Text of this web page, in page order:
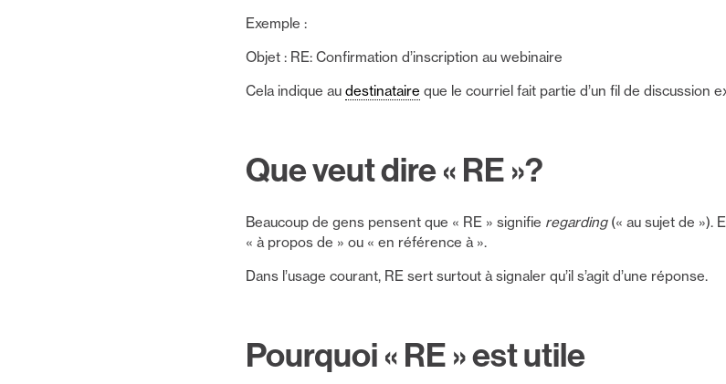
Exemple :
Objet : RE: Confirmation d’inscription au webinaire
Cela indique au destinataire que le courriel fait partie d’un fil de discussion
Que veut dire « RE »?
Beaucoup de gens pensent que « RE » signifie regarding(« au sujet de »).
« à propos de » ou « en référence à ».
Dans l’usage courant, RE sert surtout à signaler qu’il s’agit d’une réponse.
Pourquoi « RE » est utile